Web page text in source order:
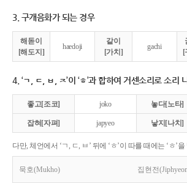
3. 구개음화가 되는 경우
해돋이
[해도지]
haedoji
같이
[가치]
gachi
[
4. ‘ㄱ, ㄷ, ㅂ, ㅈ’이 ‘ㅎ’과 합하여 거센소리로 소리
좋고[조코] joko 놓다[노타]
잡혀[자펴] japyeo 낳지[나치]
다만, 체언에서 ‘ㄱ, ㄷ, ㅂ’ 뒤에 ‘ㅎ’이 따를 때에는 ‘ㅎ’
묵호(Mukho) 집현전